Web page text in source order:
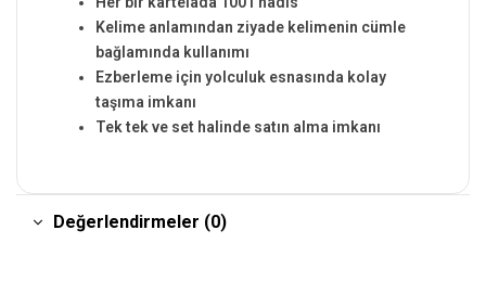
Kelime anlamından ziyade kelimenin cümle
bağlamında kullanımı
Ezberleme için yolculuk esnasında kolay
taşıma imkanı
Tek tek ve set halinde satın alma imkanı
Değerlendirmeler (0)